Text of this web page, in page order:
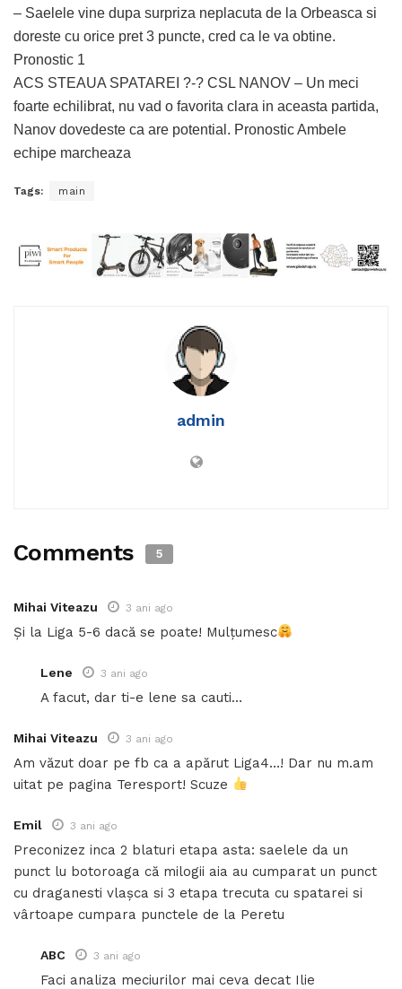
– Saelele vine dupa surpriza neplacuta de la Orbeasca si
doreste cu orice pret 3 puncte, cred ca le va obtine.
Pronostic 1
ACS STEAUA SPATAREI ?-? CSL NANOV – Un meci
foarte echilibrat, nu vad o favorita clara in aceasta partida,
Nanov dovedeste ca are potential. Pronostic Ambele
echipe marcheaza
Tags: main
admin
Comments 5
Mihai Viteazu 3 ani ago
Și la Liga 5-6 dacă se poate! Mulțumesc
Lene 3 ani ago
A facut, dar ti-e lene sa cauti…
Mihai Viteazu 3 ani ago
Am văzut doar pe fb ca a apărut Liga4…! Dar nu m.am
uitat pe pagina Teresport! Scuze
Emil 3 ani ago
Preconizez inca 2 blaturi etapa asta: saelele da un
punct lu botoroaga că milogii aia au cumparat un punct
cu draganesti vlașca si 3 etapa trecuta cu spatarei si
vârtoape cumpara punctele de la Peretu
ABC 3 ani ago
Faci analiza meciurilor mai ceva decat Ilie